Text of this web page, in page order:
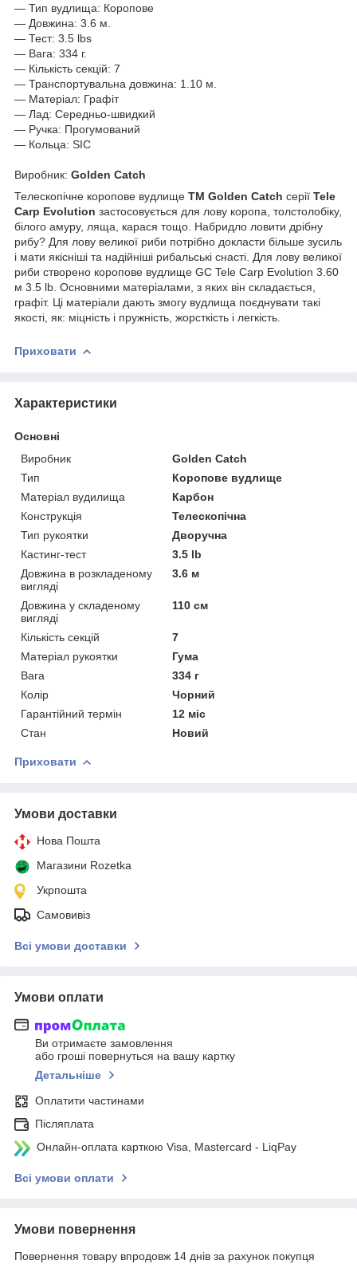
— Тип вудлища: Коропове
— Довжина: 3.6 м.
— Тест: 3.5 lbs
— Вага: 334 г.
— Кількість секцій: 7
— Транспортувальна довжина: 1.10 м.
— Матеріал: Графіт
— Лад: Середньо-швидкий
— Ручка: Прогумований
— Кольца: SIC
Виробник: Golden Catch
Телескопічне коропове вудлище ТМ Golden Catch серії Tele
Carp Evolution застосовується для лову коропа, толстолобіку,
білого амуру, ляща, карася тощо. Набридло ловити дрібну
рибу? Для лову великої риби потрібно докласти більше зусиль
і мати якісніші та надійніші рибальські снасті. Для лову великої
риби створено коропове вудлище GC Tele Carp Evolution 3.60
м 3.5 lb. Основними матеріалами, з яких він складається,
графіт. Ці матеріали дають змогу вудлища поєднувати такі
якості, як: міцність і пружність, жорсткість і легкість.
Приховати
Характеристики
Основні
Виробник
Golden Catch
Тип
Коропове вудлище
Матеріал вудилища
Карбон
Конструкція
Телескопічна
Тип рукоятки
Дворучна
Кастинг-тест
3.5 lb
Довжина в розкладеному
вигляді
3.6 м
Довжина у складеному
вигляді
110 см
Кількість секцій
7
Матеріал рукоятки
Гума
Вага
334 г
Колір
Чорний
Гарантійний термін
12 міс
Стан
Новий
Приховати
Умови доставки
Нова Пошта
Магазини Rozetka
Укрпошта
Самовивіз
Всі умови доставки
Умови оплати
Ви отримаєте замовлення
або гроші повернуться на вашу картку
Детальніше
Оплатити частинами
Післяплата
Онлайн-оплата карткою Visa, Mastercard - LiqPay
Всі умови оплати
Умови повернення
Повернення товару впродовж 14 днів за рахунок покупця